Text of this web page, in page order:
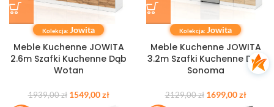
Kolekcja: Jowita
Meble Kuchenne JOWITA
2.6m Szafki Kuchenne Dąb
Wotan
1939,00zł 1549,00zł
Kolekcja: Jowita
Meble Kuchenne JOWITA
3.2m Szafki Kuchenne Dąb
Sonoma
2129,00zł 1699,00zł